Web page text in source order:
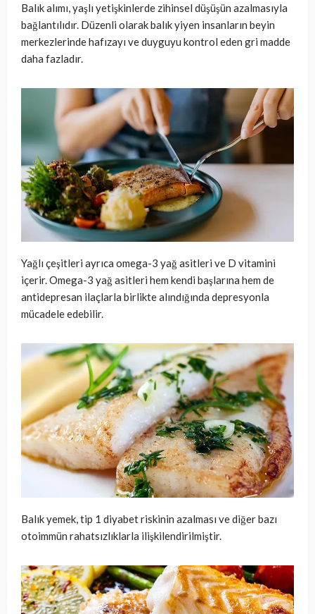
Balık alımı, yaşlı yetişkinlerde zihinsel düşüşün azalmasıyla
bağlantılıdır. Düzenli olarak balık yiyen insanların beyin
merkezlerinde hafızayı ve duyguyu kontrol eden gri madde
daha fazladır.
Yağlı çeşitleri ayrıca omega-3 yağ asitleri ve D vitamini
içerir. Omega-3 yağ asitleri hem kendi başlarına hem de
antidepresan ilaçlarla birlikte alındığında depresyonla
mücadele edebilir.
Balık yemek, tip 1 diyabet riskinin azalması ve diğer bazı
otoimmün rahatsızlıklarla ilişkilendirilmiştir.